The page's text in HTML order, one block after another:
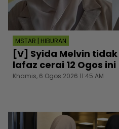
MSTAR | HIBURAN
[V] Syida Melvin
lafaz cerai 12 Ogos ini
Khamis, 6 Ogos 2026 11:45 AM